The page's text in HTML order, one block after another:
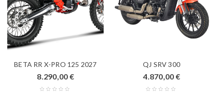
BETA RR X-PRO 125 2027
8.290,00 €
QJ SRV 300
4.870,00 €